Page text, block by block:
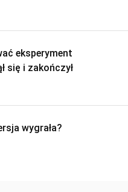
eksperyment
się i zakończył
wygrała?